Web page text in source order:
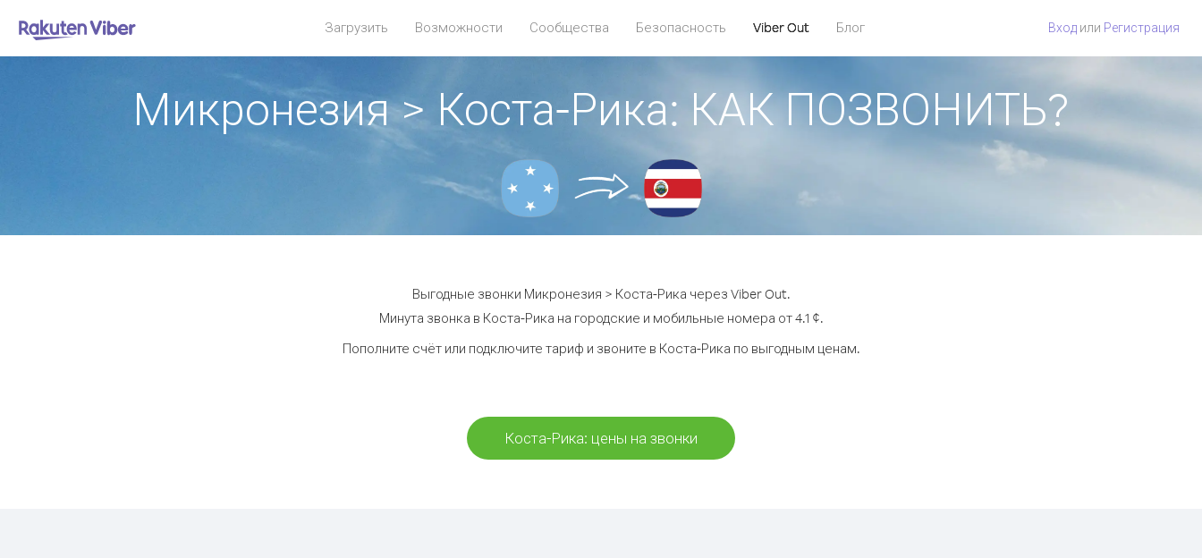
Загрузить Возможности Сообщества Безопасность Viber Out Блог Вход или Регистрация
Микронезия > Коста-Рика: КАК ПОЗВОНИТЬ?
Выгодные звонки Микронезия > Коста-Рика через Viber Out.
Минута звонка в Коста-Рика на городские и мобильные номера от 4.1 ¢.
Пополните счёт или подключите тариф и звоните в Коста-Рика по выгодным ценам.
Коста-Рика: цены на звонки